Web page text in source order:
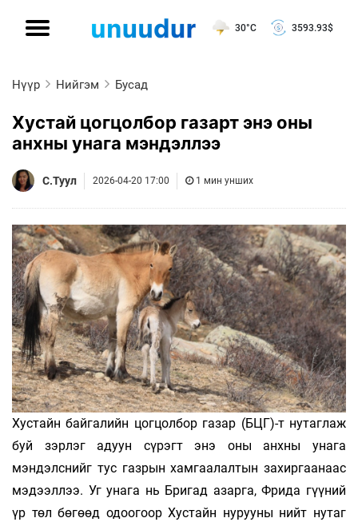
30°C 3593.93$
Нүүр Нийгэм Бусад
Хустай цогцолбор газарт энэ оны
анхны унага мэндэллээ
С.Туул 2026-04-20 17:00 1 мин унших
Хустайн байгалийн цогцолбор газар (БЦГ)-т нутаглаж
буй зэрлэг адуун сүрэгт энэ оны анхны унага
мэндэлснийг тус газрын хамгаалалтын захиргаанаас
мэдээллээ. Уг унага нь Бригад азарга, Фрида гүүний
үр төл бөгөөд одоогоор Хустайн нурууны нийт нутаг